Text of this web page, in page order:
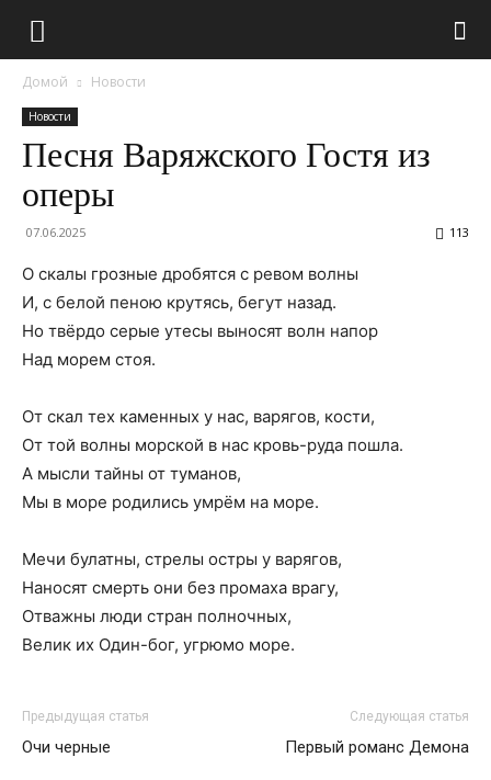
Домой Новости
Новости
Песня Варяжского Гостя из
оперы
07.06.2025 113
О скалы грозные дробятся с ревом волны
И, с белой пеною крутясь, бегут назад.
Но твёрдо серые утесы выносят волн напор
Над морем стоя.
От скал тех каменных у нас, варягов, кости,
От той волны морской в нас кровь-руда пошла.
А мысли тайны от туманов,
Мы в море родились умрём на море.
Мечи булатны, стрелы остры у варягов,
Наносят смерть они без промаха врагу,
Отважны люди стран полночных,
Велик их Один-бог, угрюмо море.
Предыдущая статья
Очи черные
Следующая статья
Первый романс Демона